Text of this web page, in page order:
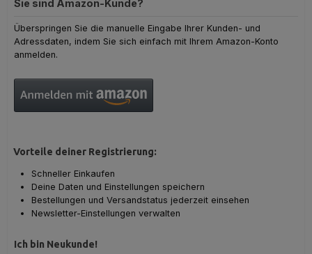
Sie sind Amazon-Kunde?
Überspringen Sie die manuelle Eingabe Ihrer Kunden- und
Adressdaten, indem Sie sich einfach mit Ihrem Amazon-Konto
anmelden.
Vorteile deiner Registrierung:
Schneller Einkaufen
Deine Daten und Einstellungen speichern
Bestellungen und Versandstatus jederzeit einsehen
Newsletter-Einstellungen verwalten
Ich bin Neukunde!